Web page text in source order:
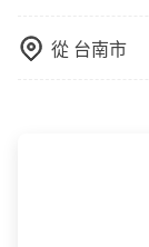
從 台南市